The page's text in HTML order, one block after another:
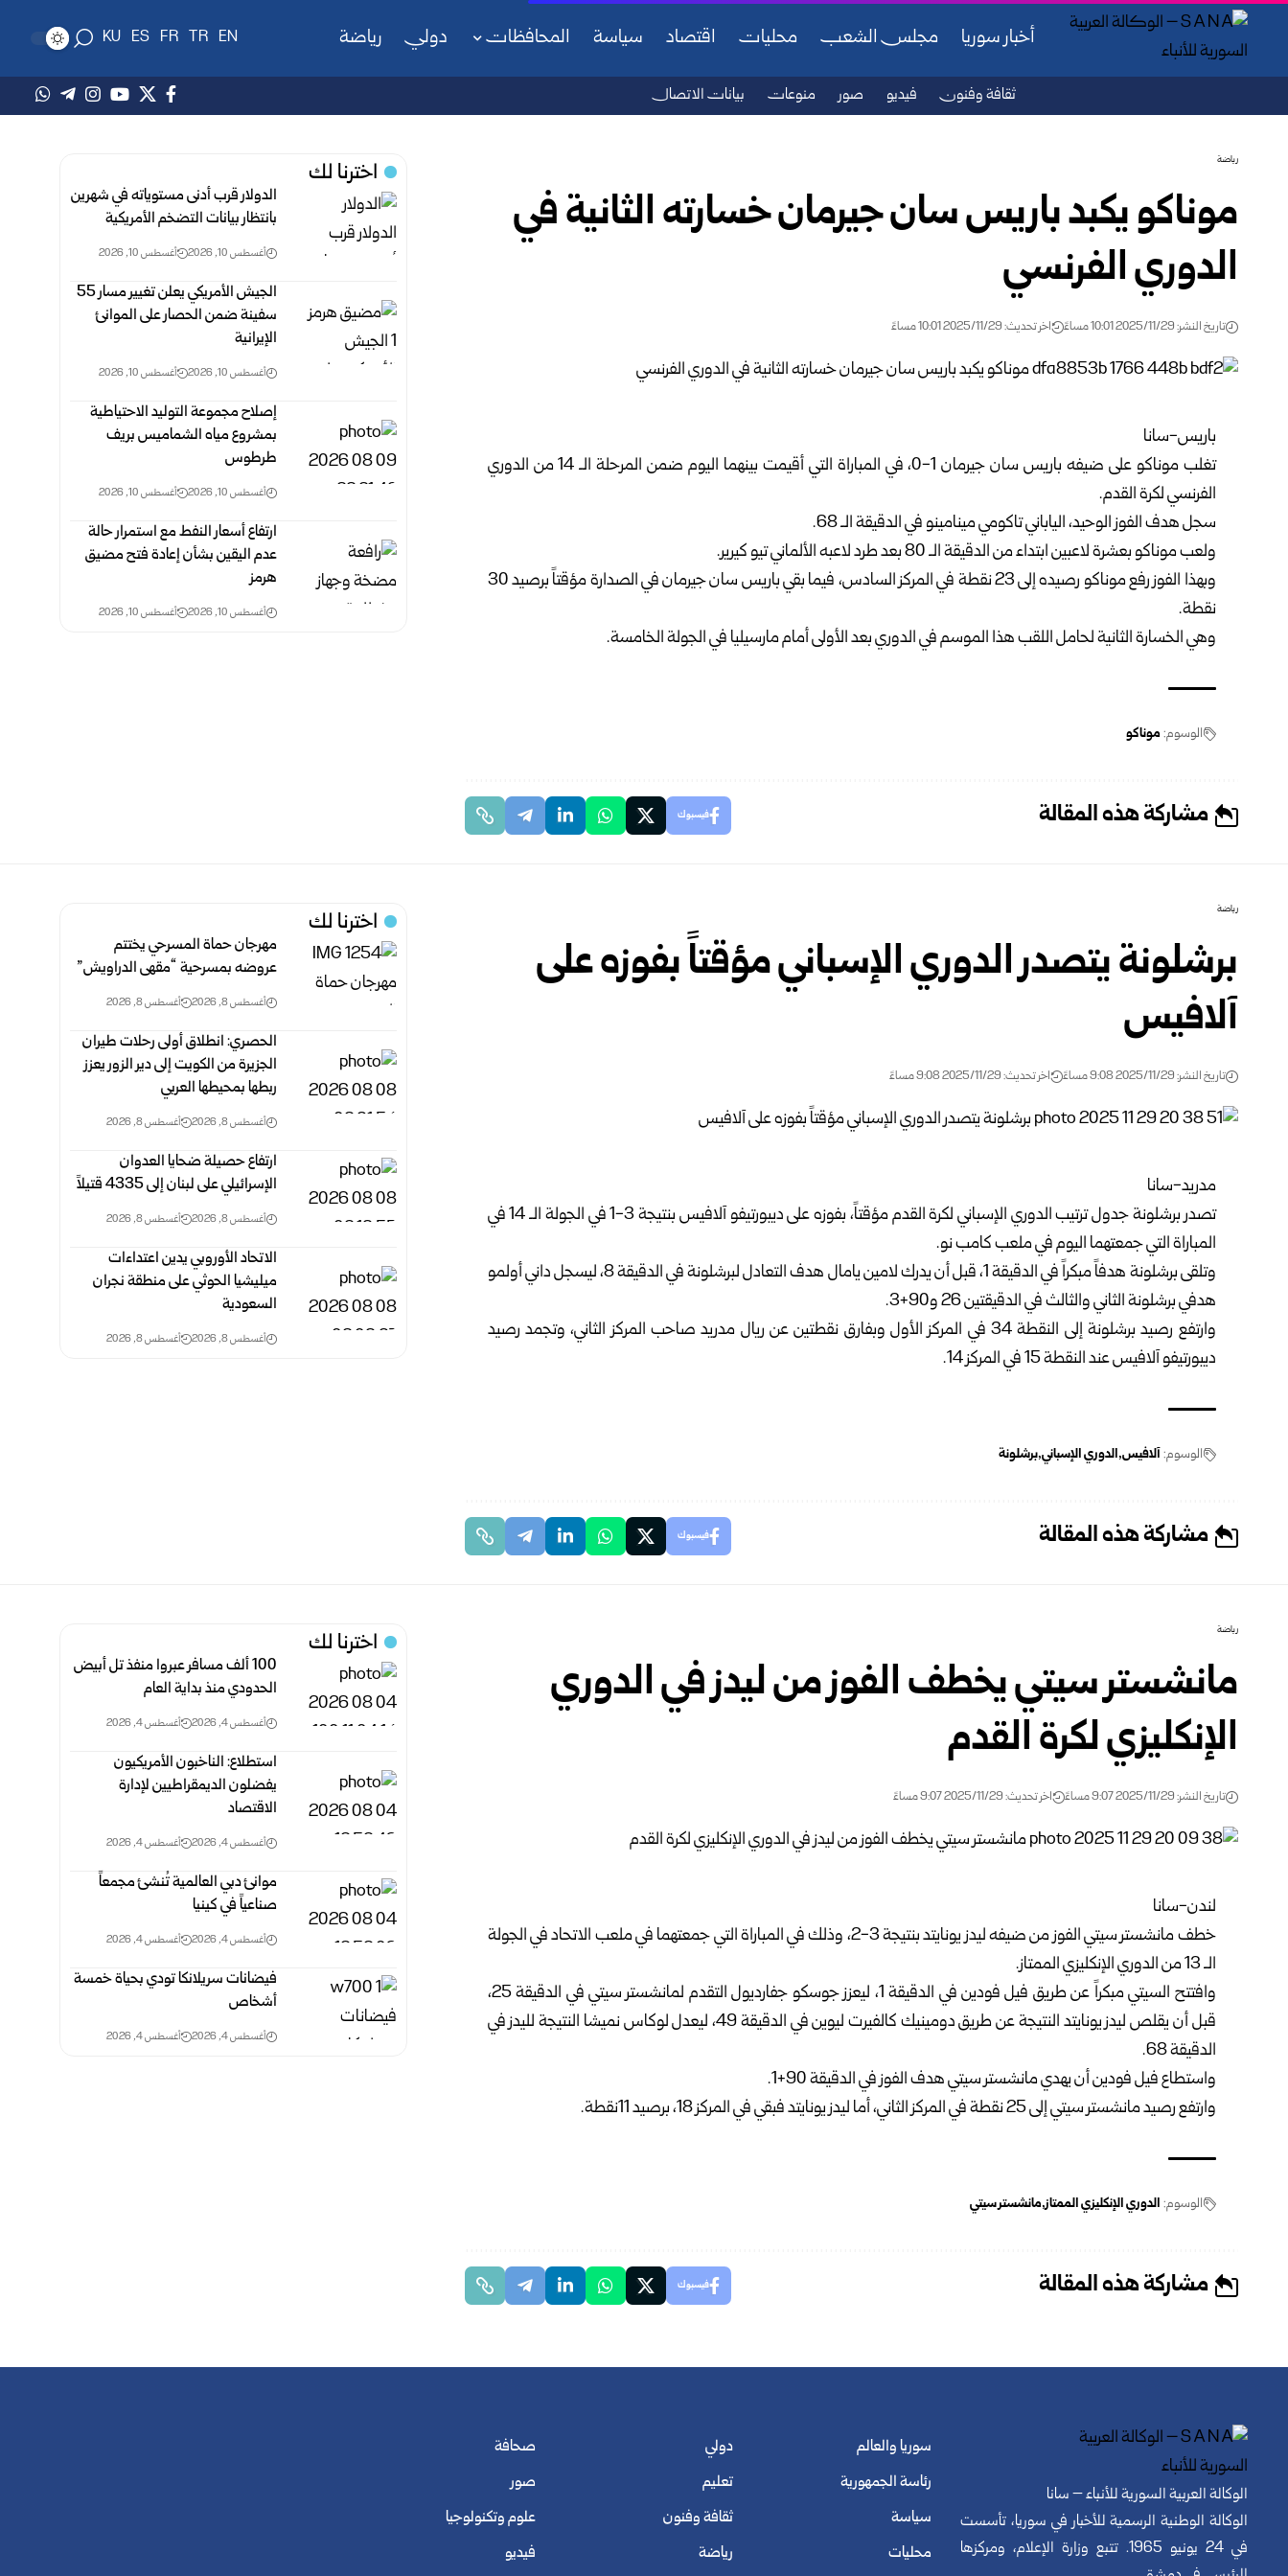
أخبار سوريا مجلس الشعب محليات اقتصاد سياسة المحافظات دولي رياضة EN
TR
FR
ES
KU
ثقافة وفنون فيديو صور منوعات بيانات الاتصال
رياضة
موناكو يكبد باريس سان جيرمان خسارته الثانية في
الدوري الفرنسي
تاريخ النشر: 2025/11/29 10:01 مساءً اخر تحديث: 2025/11/29 10:01 مساءً
باريس-سانا
تغلب موناكو على ضيفه باريس سان جيرمان 1-0، في المباراة التي أقيمت بينهما اليوم ضمن المرحلة الـ 14 من الدوري
الفرنسي لكرة القدم.
سجل هدف الفوز الوحيد، الياباني تاكومي مينامينو في الدقيقة الـ 68.
ولعب موناكو بعشرة لاعبين ابتداء من الدقيقة الـ 80 بعد طرد لاعبه الألماني تيو كيرير.
وبهذا الفوز رفع موناكو رصيده إلى 23 نقطة في المركز السادس، فيما بقي باريس سان جيرمان في الصدارة مؤقتاً برصيد 30
نقطة.
وهي الخسارة الثانية لحامل اللقب هذا الموسم في الدوري بعد الأولى أمام مارسيليا في الجولة الخامسة.
الوسوم: موناكو
مشاركة هذه المقالة فيسبوك
اخترنا لك
الدولار قرب أدنى مستوياته في شهرين
بانتظار بيانات التضخم الأمريكية
أغسطس 10, 2026 أغسطس 10, 2026
الجيش الأمريكي ‏يعلن تغيير مسار 55
سفينة ضمن الحصار على الموانئ
الإيرانية
أغسطس 10, 2026 أغسطس 10, 2026
إصلاح مجموعة التوليد الاحتياطية
بمشروع مياه الشماميس بريف
طرطوس
أغسطس 10, 2026 أغسطس 10, 2026
ارتفاع أسعار النفط مع استمرار حالة
عدم اليقين بشأن إعادة فتح مضيق
هرمز
أغسطس 10, 2026 أغسطس 10, 2026
رياضة
برشلونة يتصدر الدوري الإسباني مؤقتاً بفوزه على
آلافيس
تاريخ النشر: 2025/11/29 9:08 مساءً اخر تحديث: 2025/11/29 9:08 مساءً
مدريد-سانا
تصدربرشلونةجدول ترتيبالدوري الإسباني
لكرة القدم مؤقتاً، بفوزه على ديبورتيفو آلافيس بنتيجة 3-1 في الجولة الـ 14 في
المباراة التي جمعتهما اليوم في ملعب كامب نو.
وتلقى برشلونة هدفاً مبكراً في الدقيقة 1، قبل أن يدرك لامين يامال هدف التعادل لبرشلونة في الدقيقة 8، ليسجل داني أولمو
هدفي برشلونة الثاني والثالث في الدقيقتين 26 و90+3.
وارتفع رصيد برشلونة إلى النقطة 34 في المركز الأول وبفارق نقطتين عن ريال مدريد صاحب المركز الثاني، وتجمد رصيد
ديبورتيفو آلافيس عند النقطة 15 في المركز 14.
الوسوم: آلافيس الدوري الإسباني برشلونة
مشاركة هذه المقالة فيسبوك
اخترنا لك
مهرجان حماة المسرحي يختتم
عروضه بمسرحية “مقهى الدراويش”
أغسطس 8, 2026 أغسطس 8, 2026
الحصري: انطلاق أولى رحلات طيران
الجزيرة من الكويت إلى دير الزور يعزز
ربطها بمحيطها العربي
أغسطس 8, 2026 أغسطس 8, 2026
ارتفاع حصيلة ضحايا العدوان
الإسرائيلي على لبنان إلى 4335 قتيلاً
أغسطس 8, 2026 أغسطس 8, 2026
الاتحاد الأوروبي يدين اعتداءات
ميليشيا الحوثي على منطقة نجران
السعودية
أغسطس 8, 2026 أغسطس 8, 2026
رياضة
مانشستر سيتي يخطف الفوز من ليدز في الدوري
الإنكليزي لكرة القدم
تاريخ النشر: 2025/11/29 9:07 مساءً اخر تحديث: 2025/11/29 9:07 مساءً
لندن-سانا
خطف مانشستر سيتي
الفوز من ضيفه ليدز يونايتد بنتيجة 3-2، وذلك في المباراة التي جمعتهما في ملعب الاتحاد في الجولة
الـ 13 من
الدوري الإنكليزي الممتاز.
وافتتح السيتي مبكراً عن طريق فيل فودين في الدقيقة 1، ليعزز جوسكو جفارديول التقدم لمانشستر سيتي في الدقيقة 25،
قبل أن يقلص ليدز يونايتد النتيجة عن طريق دومينيك كالفيرت ليوين في الدقيقة 49، ليعدل لوكاس نميشا النتيجة لليدز في
الدقيقة 68.
واستطاع فيل فودين أن يهدي مانشستر سيتي هدف الفوز في الدقيقة 90+1.
وارتفع رصيد مانشستر سيتي إلى 25 نقطة في المركز الثاني، أما ليدز يونايتد فبقي في المركز 18، برصيد 11نقطة.
الوسوم: الدوري الإنكليزي الممتاز مانشستر سيتي
مشاركة هذه المقالة فيسبوك
اخترنا لك
‏100 ألف مسافر عبروا منفذ تل أبيض
الحدودي منذ بداية العام
أغسطس 4, 2026 أغسطس 4, 2026
استطلاع: الناخبون الأمريكيون
يفضلون الديمقراطيين لإدارة
الاقتصاد
أغسطس 4, 2026 أغسطس 4, 2026
موانئ دبي العالمية تُنشئ مجمعاً
صناعياً في كينيا ‏
أغسطس 4, 2026 أغسطس 4, 2026
فيضانات سريلانكا تودي بحياة خمسة
أشخاص
أغسطس 4, 2026 أغسطس 4, 2026
الوكالة العربية السورية للأنباء – سانا
الوكالة الوطنية الرسمية للأخبار في سوريا، تأسست
في 24 يونيو 1965. تتبع وزارة الإعلام، ومركزها
سوريا والعالم
رئاسة الجمهورية
سياسة
محليات
دولي
تعليم
ثقافة وفنون
رياضة
صحافة
صور
علوم وتكنولوجيا
فيديو